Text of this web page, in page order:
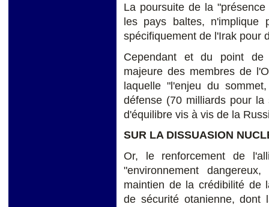
La poursuite de la
les pays baltes,
spécifiquement de l'Irak pour
Cependant et du point de
majeure des membres de
laquelle "l'enjeu du
défense (70 milliards pour
d'équilibre vis à vis de la
SUR LA DISSUASION
Or, le renforcement de
"environnement
maintien de la crédibilité de
de sécurité otanienne,